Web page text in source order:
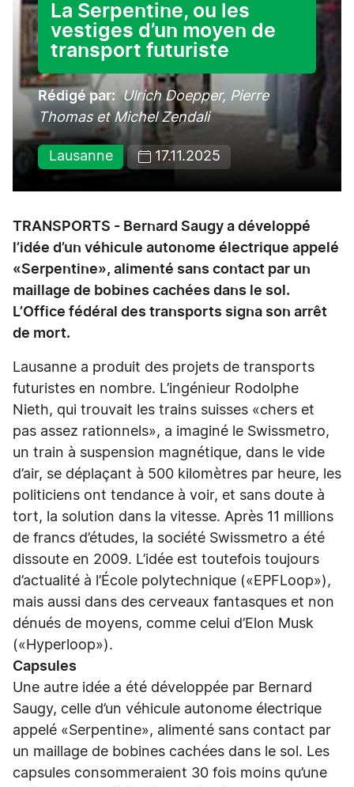
La Serpentine, ou les
vestiges d’un moyen de
transport futuriste
Rédigé par
Ulrich Doepper, Pierre
Thomas et Michel Zendali
Lausanne 17.11.2025
TRANSPORTS - Bernard Saugy a développé
l’idée d’un véhicule autonome électrique appelé
«Serpentine», alimenté sans contact par un
maillage de bobines cachées dans le sol.
L’Office fédéral des transports signa son arrêt
de mort.
Lausanne a produit des projets de transports
futuristes en nombre. L’ingénieur Rodolphe
Nieth, qui trouvait les trains suisses «chers et
pas assez rationnels», a imaginé le Swissmetro,
un train à suspension magnétique, dans le vide
d’air, se déplaçant à 500 kilomètres par heure, les
politiciens ont tendance à voir, et sans doute à
tort, la solution dans la vitesse. Après 11 millions
de francs d’études, la société Swissmetro a été
dissoute en 2009. L’idée est toutefois toujours
d’actualité à l’École polytechnique («EPFLoop»),
mais aussi dans des cerveaux fantasques et non
dénués de moyens, comme celui d’Elon Musk
(«Hyperloop»).
Capsules
Une autre idée a été développée par Bernard
Saugy, celle d’un véhicule autonome électrique
appelé «Serpentine», alimenté sans contact par
un maillage de bobines cachées dans le sol. Les
capsules consommeraient 30 fois moins qu’une